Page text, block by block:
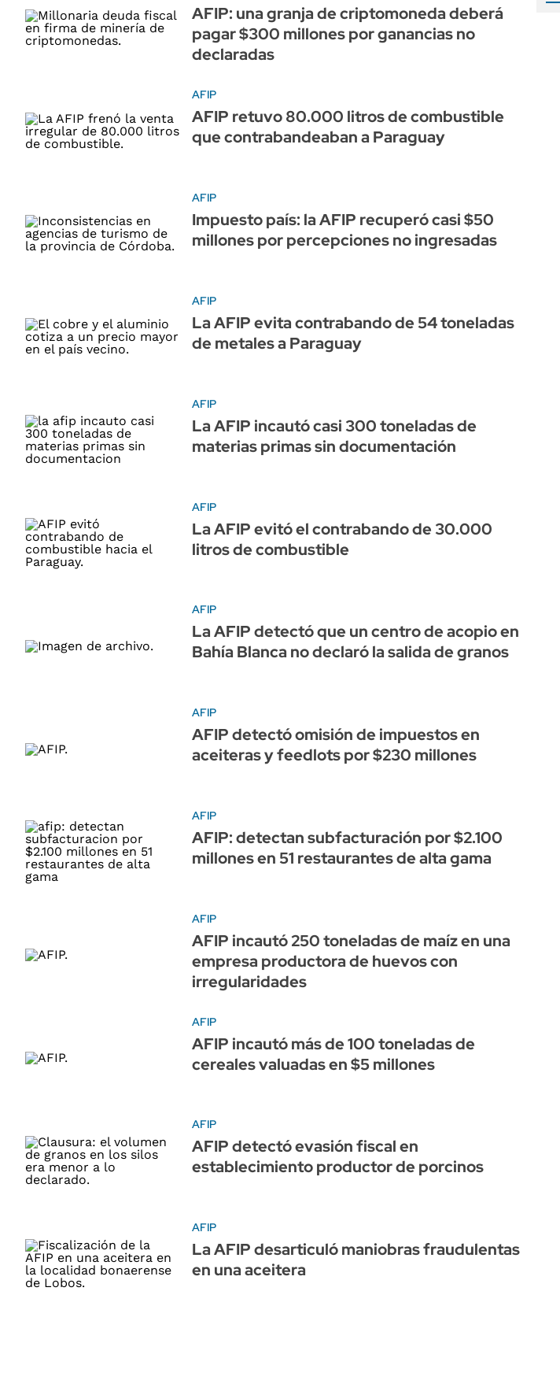
AFIP: una granja de criptomoneda deberá
pagar $300 millones por ganancias no
declaradas
AFIP
AFIP retuvo 80.000 litros de combustible
que contrabandeaban a Paraguay
AFIP
Impuesto país: la AFIP recuperó casi $50
millones por percepciones no ingresadas
AFIP
La AFIP evita contrabando de 54 toneladas
de metales a Paraguay
AFIP
La AFIP incautó casi 300 toneladas de
materias primas sin documentación
AFIP
La AFIP evitó el contrabando de 30.000
litros de combustible
AFIP
La AFIP detectó que un centro de acopio en
Bahía Blanca no declaró la salida de granos
AFIP
AFIP detectó omisión de impuestos en
aceiteras y feedlots por $230 millones
AFIP
AFIP: detectan subfacturación por $2.100
millones en 51 restaurantes de alta gama
AFIP
AFIP incautó 250 toneladas de maíz en una
empresa productora de huevos con
irregularidades
AFIP
AFIP incautó más de 100 toneladas de
cereales valuadas en $5 millones
AFIP
AFIP detectó evasión fiscal en
establecimiento productor de porcinos
AFIP
La AFIP desarticuló maniobras fraudulentas
en una aceitera